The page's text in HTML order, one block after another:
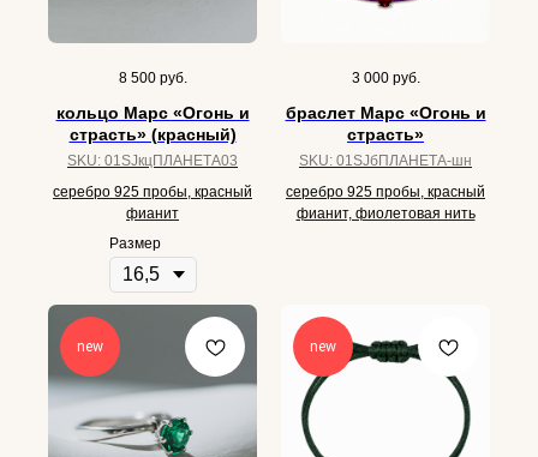
8 500 руб.
кольцо Марс «Огонь и
страсть» (красный)
SKU: 01SJкцПЛАНЕТА03
серебро 925 пробы, красный
фианит
Размер
3 000 руб.
браслет Марс «Огонь и
страсть»
SKU: 01SJбПЛАНЕТА-шн
серебро 925 пробы, красный
фианит, фиолетовая нить
new new